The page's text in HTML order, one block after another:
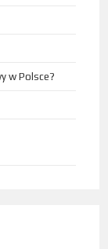
w Polsce?